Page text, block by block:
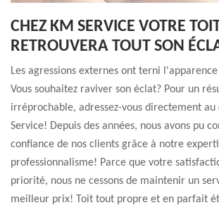
CHEZ KM SERVICE VOTRE
RETROUVERA TOUT SON
Les agressions externes ont terni
Vous souhaitez raviver son éclat? Pour un
irréprochable, adressez-vous directement au
Service! Depuis des années, nous avons pu
confiance de nos clients grâce à notre
professionnalisme! Parce que votre
priorité, nous ne cessons de maintenir un
meilleur prix! Toit tout propre et en parfait